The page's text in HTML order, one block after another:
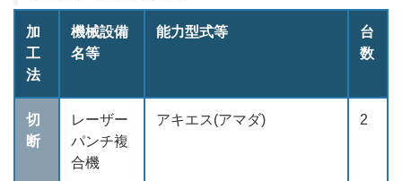
加
工
法
機械設備
名等
能力型式等
台
数
切
断
レーザー
パンチ複
合機
アキエス(アマダ) 2